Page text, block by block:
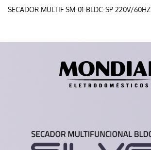
SECADOR MULTIF SM-01-BLDC-SP 220V/60HZ